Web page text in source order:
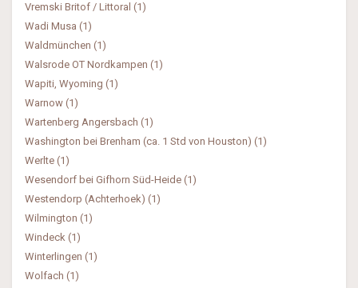
Vremski Britof / Littoral (1)
Wadi Musa (1)
Waldmünchen (1)
Walsrode OT Nordkampen (1)
Wapiti, Wyoming (1)
Warnow (1)
Wartenberg Angersbach (1)
Washington bei Brenham (ca. 1 Std von Houston) (1)
Werlte (1)
Wesendorf bei Gifhorn Süd-Heide (1)
Westendorp (Achterhoek) (1)
Wilmington (1)
Windeck (1)
Winterlingen (1)
Wolfach (1)